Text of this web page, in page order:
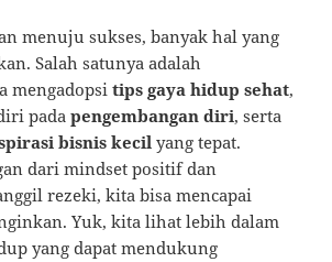
menuju sukses, banyak hal yang
Salah satunya adalah
mengadopsitips gaya hidup sehat,
padapengembangan diri, serta
bisnis kecil yang tepat.
dari mindset positif dan
rezeki, kita bisa mencapai
Yuk, kita lihat lebih dalam
yang dapat mendukung